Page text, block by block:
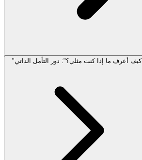
"كيف أعرف ما إذا كنت مثلي؟": دور التأمل الذاتي